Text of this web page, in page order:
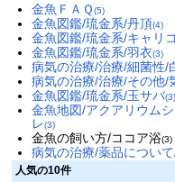
金魚ＦＡＱ(5)
金魚図鑑/琉金系/丹頂(4)
金魚図鑑/琉金系/キャリ
金魚図鑑/琉金系/羽衣(3)
病気の治療/治療/細菌性/
病気の治療/治療/その他/
金魚図鑑/琉金系/玉サバ(3)
金魚地図/アクアリウム
レ(3)
金魚の飼い方/ココア浴(3)
病気の治療/薬品につい
人気の10件